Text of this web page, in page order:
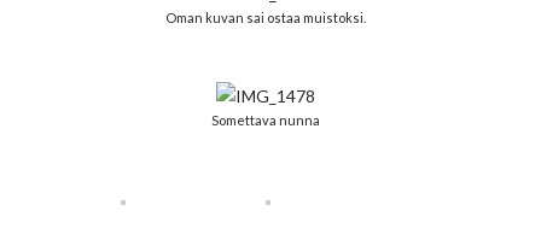
Oman kuvan sai ostaa muistoksi.
Somettava nunna